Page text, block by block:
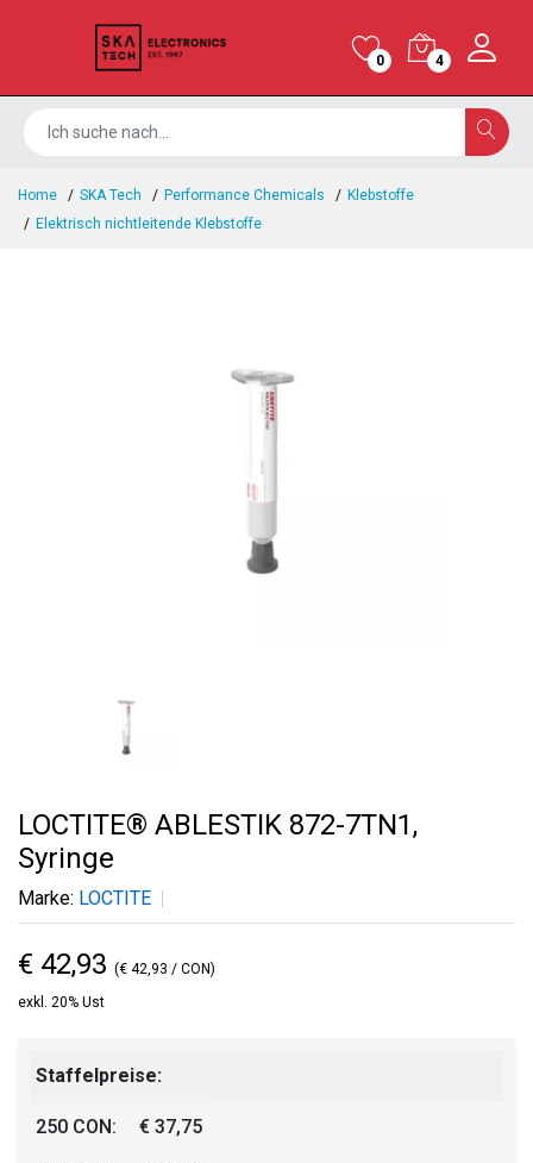
0 4
Home SKA Tech Performance Chemicals
Klebstoffe
Elektrisch nichtleitende Klebstoffe
LOCTITE® ABLESTIK 872-7TN1,
Syringe
Marke: LOCTITE
€ 42,93 (€ 42,93 / CON)
exkl. 20% Ust
Staffelpreise:
250 CON: € 37,75